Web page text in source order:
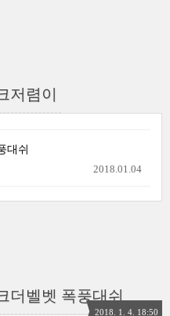
저렴이
대쉬
2018.01.04
더벨벳 폭풍대쉬
2018. 1. 4. 18:50